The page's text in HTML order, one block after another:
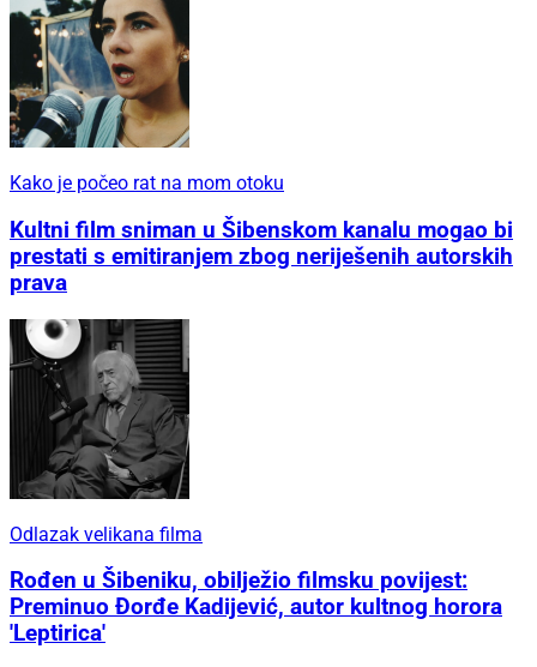
Kako je počeo rat na mom otoku
Kultni film sniman u Šibenskom kanalu mogao bi
prestati s emitiranjem zbog neriješenih autorskih
prava
Odlazak velikana filma
Rođen u Šibeniku, obilježio filmsku povijest:
Preminuo Đorđe Kadijević, autor kultnog horora
'Leptirica'